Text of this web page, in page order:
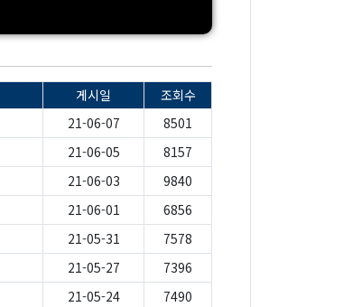
게시일
조회수
21-06-07
8501
21-06-05
8157
21-06-03
9840
21-06-01
6856
21-05-31
7578
21-05-27
7396
21-05-24
7490